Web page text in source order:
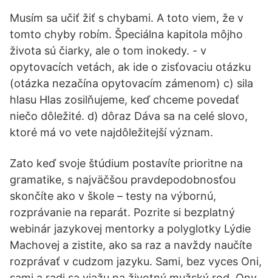
Musím sa učiť žiť s chybami. A toto viem, že v
tomto chyby robím. Špeciálna kapitola môjho
života sú čiarky, ale o tom inokedy. - v
opytovacích vetách, ak ide o zisťovaciu otázku
(otázka nezačína opytovacím zámenom) c) sila
hlasu Hlas zosilňujeme, keď chceme povedať
niečo dôležité. d) dôraz Dáva sa na celé slovo,
ktoré má vo vete najdôležitejší význam.
Zato keď svoje štúdium postavíte prioritne na
gramatike, s najväčšou pravdepodobnosťou
skončíte ako v škole – testy na výbornú,
rozprávanie na reparát. Pozrite si bezplatný
webinár jazykovej mentorky a polyglotky Lýdie
Machovej a zistite, ako sa raz a navždy naučíte
rozprávať v cudzom jazyku. Sami, bez vyces Oni,